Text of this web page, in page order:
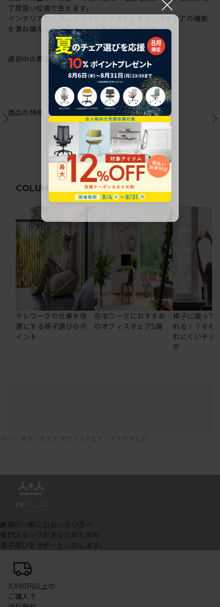
丁度良い位置で支えます。
インテリア性の高いデザインテイストとオフィスチェアの機能
を兼ね備えた在宅ワークにも最適なチェアです。
選択中の商品情報保証注意事項
商品の特徴
COLUMN 関連コラム
テレワークの仕事を快
適にする椅子選びのポ
イント
在宅ワークにおすすめ
のオフィスチェア5選
椅子に座って
れる！？その
れにくいチェ
方
ホーム 椅子・チェア オフィスチェア・デスクチェア
最高の一脚に出会いたい方へ
専門スタッフがあなたのための
椅子選びをサポートいたします。
3,980円以上の
ご購入で